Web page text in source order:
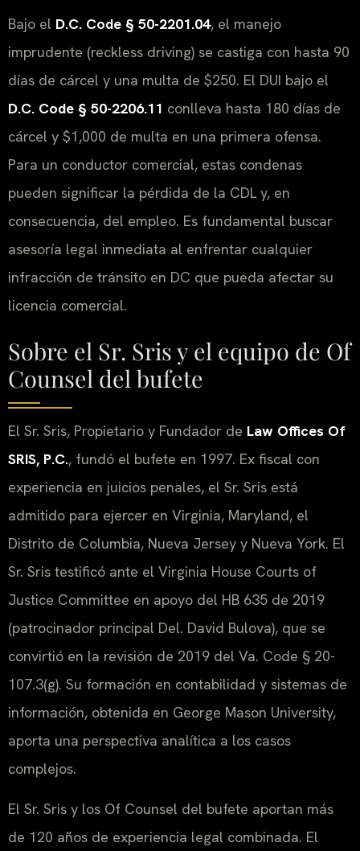
Bajo el D.C. Code § 50-2201.04, el manejo
imprudente (reckless driving) se castiga con hasta 90
días de cárcel y una multa de $250. El DUI bajo el
D.C. Code § 50-2206.11 conlleva hasta 180 días de
cárcel y $1,000 de multa en una primera ofensa.
Para un conductor comercial, estas condenas
pueden significar la pérdida de la CDL y, en
consecuencia, del empleo. Es fundamental buscar
asesoría legal inmediata al enfrentar cualquier
infracción de tránsito en DC que pueda afectar su
licencia comercial.
Sobre el Sr. Sris y el equipo de Of
Counsel del bufete
El Sr. Sris, Propietario y Fundador de Law Offices Of
SRIS, P.C., fundó el bufete en 1997. Ex fiscal con
experiencia en juicios penales, el Sr. Sris está
admitido para ejercer en Virginia, Maryland, el
Distrito de Columbia, Nueva Jersey y Nueva York. El
Sr. Sris testificó ante el Virginia House Courts of
Justice Committee en apoyo del HB 635 de 2019
(patrocinador principal Del. David Bulova), que se
convirtió en la revisión de 2019 del Va. Code § 20-
107.3(g). Su formación en contabilidad y sistemas de
información, obtenida en George Mason University,
aporta una perspectiva analítica a los casos
complejos.
El Sr. Sris y los Of Counsel del bufete aportan más
de 120 años de experiencia legal combinada. El